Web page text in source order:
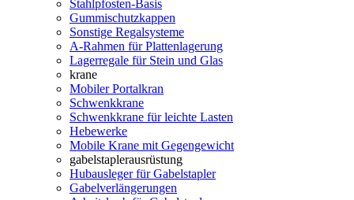
Stahlpfosten-Basis
Gummischutzkappen
Sonstige Regalsysteme
A-Rahmen für Plattenlagerung
Lagerregale für Stein und Glas
krane
Mobiler Portalkran
Schwenkkrane
Schwenkkrane für leichte Lasten
Hebewerke
Mobile Krane mit Gegengewicht
gabelstaplerausrüstung
Hubausleger für Gabelstapler
Gabelverlängerungen